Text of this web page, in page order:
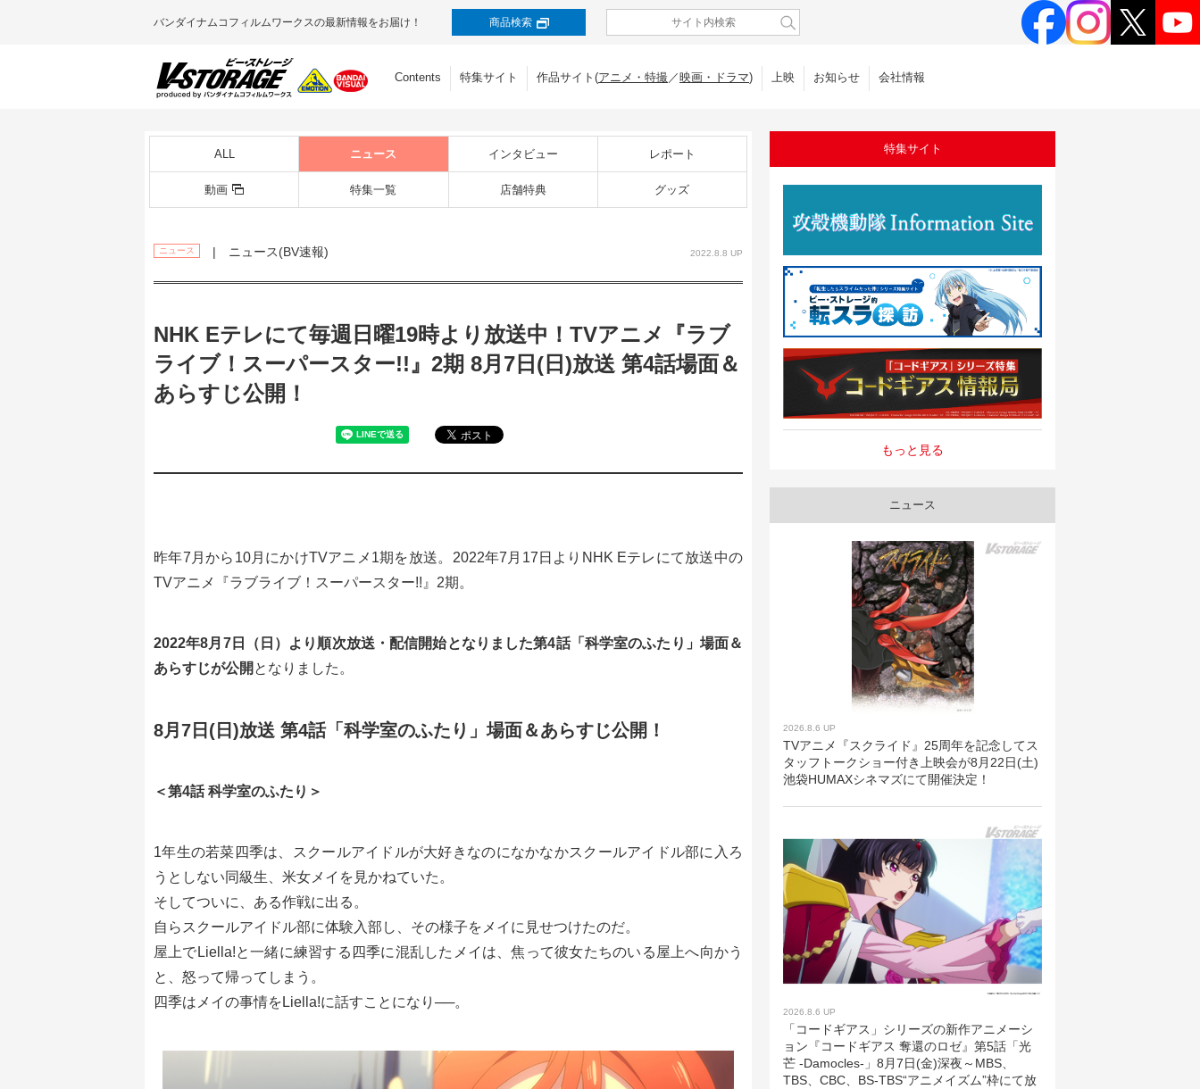
バンダイナムコフィルムワークスの最新情報をお届け！ 商品検索
Contents 特集サイト 作品サイト(アニメ・特撮／映画・ドラマ) 上映 お知らせ 会社情報
ALL ニュース インタビュー レポート
動画 特集一覧 店舗特典 グッズ
ニュース | ニュース(BV速報) 2022.8.8 UP
NHK Eテレにて毎週日曜19時より放送中！TVアニメ『ラブ
ライブ！スーパースター!!』2期 8月7日(日)放送 第4話場面＆
あらすじ公開！
昨年7月から10月にかけTVアニメ1期を放送。2022年7月17日よりNHK Eテレにて放送中の
TVアニメ『ラブライブ！スーパースター!!』2期。
2022年8月7日（日）より順次放送・配信開始となりました第4話「科学室のふたり」場面＆
あらすじが公開 となりました。
8月7日(日)放送 第4話「科学室のふたり」場面＆あらすじ公開！
＜第4話 科学室のふたり＞
1年生の若菜四季は、スクールアイドルが大好きなのになかなかスクールアイドル部に入ろ
うとしない同級生、米女メイを見かねていた。
そしてついに、ある作戦に出る。
自らスクールアイドル部に体験入部し、その様子をメイに見せつけたのだ。
屋上でLiella!と一緒に練習する四季に混乱したメイは、焦って彼女たちのいる屋上へ向かう
と、怒って帰ってしまう。
四季はメイの事情をLiella!に話すことになり──。
特集サイト
もっと見る
ニュース
2026.8.6 UP
TVアニメ『スクライド』25周年を記念してス
タッフトークショー付き上映会が8月22日(土)
池袋HUMAXシネマズにて開催決定！
2026.8.6 UP
「コードギアス」シリーズの新作アニメーシ
ョン『コードギアス 奪還のロゼ』第5話「光
芒 -Damocles-」8月7日(金)深夜～MBS、
TBS、CBC、BS-TBS“アニメイズム”枠にて放